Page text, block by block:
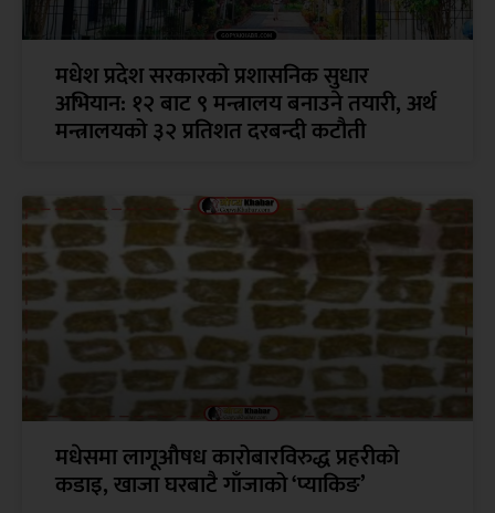
मधेश प्रदेश सरकारको प्रशासनिक सुधार
अभियान: १२ बाट ९ मन्त्रालय बनाउने तयारी, अर्थ
मन्त्रालयको ३२ प्रतिशत दरबन्दी कटौती
मधेसमा लागूऔषध कारोबारविरुद्ध प्रहरीको
कडाइ, खाजा घरबाटै गाँजाको ‘प्याकिङ’